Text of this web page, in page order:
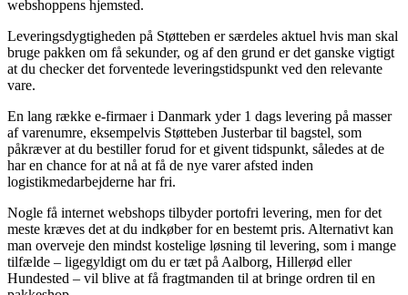
webshoppens hjemsted.
Leveringsdygtigheden på Støtteben er særdeles aktuel hvis man skal
bruge pakken om få sekunder, og af den grund er det ganske vigtigt
at du checker det forventede leveringstidspunkt ved den relevante
vare.
En lang række e-firmaer i Danmark yder 1 dags levering på masser
af varenumre, eksempelvis Støtteben Justerbar til bagstel, som
påkræver at du bestiller forud for et givent tidspunkt, således at de
har en chance for at nå at få de nye varer afsted inden
logistikmedarbejderne har fri.
Nogle få internet webshops tilbyder portofri levering, men for det
meste kræves det at du indkøber for en bestemt pris. Alternativt kan
man overveje den mindst kostelige løsning til levering, som i mange
tilfælde – ligegyldigt om du er tæt på Aalborg, Hillerød eller
Hundested – vil blive at få fragtmanden til at bringe ordren til en